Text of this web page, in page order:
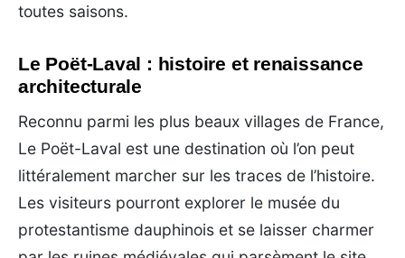
toutes saisons.
Le Poët-Laval : histoire et renaissance
architecturale
Reconnu parmi les plus beaux villages de France,
Le Poët-Laval est une destination où l’on peut
littéralement marcher sur les traces de l’histoire.
Les visiteurs pourront explorer le musée du
protestantisme dauphinois et se laisser charmer